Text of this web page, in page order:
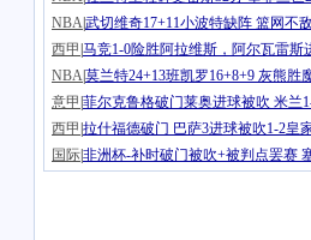
NBA武切维奇17+11小波特缺阵 篮网不
西甲 马竞1-0险胜阿拉维斯，阿尔瓦雷斯
NBA莫兰特24+13班凯罗16+8+9 灰熊胜
意甲 菲尔克鲁格破门莱奥进球被吹 米兰
西甲 拉什福德破门 巴萨3进球被吹1-2皇
国际非洲杯-补时破门被吹+被判点罢赛